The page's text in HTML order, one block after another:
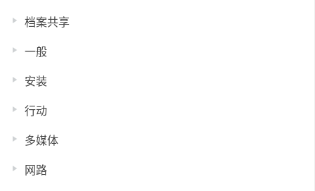
档案共享
一般
安装
行动
多媒体
网路